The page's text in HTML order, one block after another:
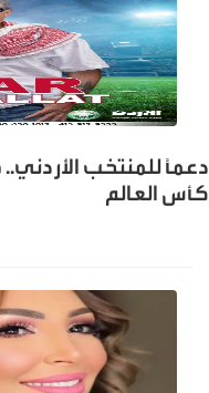
دعماً للمنتخب
كأس العالم